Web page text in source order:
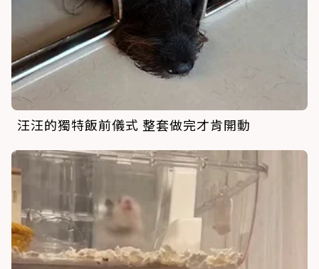
汪汪的獨特飯前儀式 整套做完才肯開動